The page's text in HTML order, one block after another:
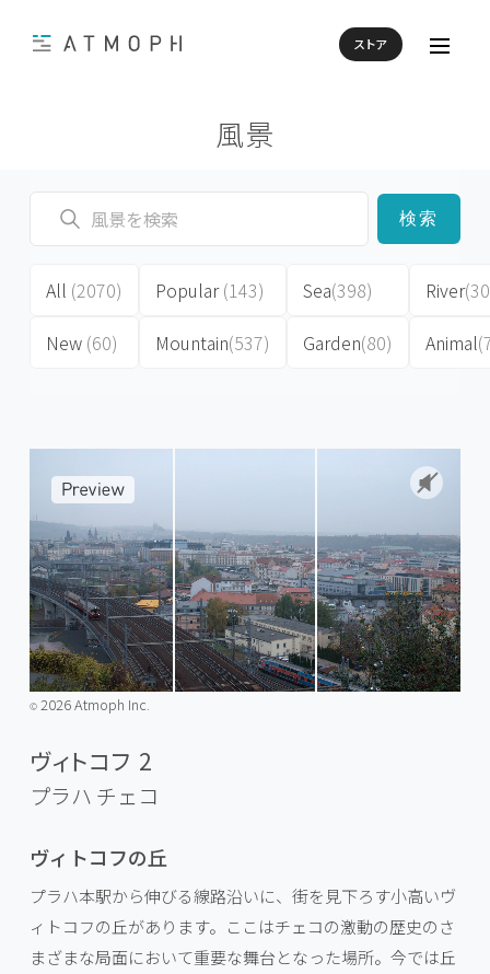
ストア
風景
検索
All (2070)
New (60)
Popular(143)
Mountain(537)
Sea(398)
Garden(80)
River
Animal
©️2026 Atmoph Inc.
ヴィトコフ 2
プラハ チェコ
ヴィトコフの丘
プラハ本駅から伸びる線路沿いに、街を見下ろす小高いヴ
ィトコフの丘があります。ここはチェコの激動の歴史のさ
まざまな局面において重要な舞台となった場所。今では丘